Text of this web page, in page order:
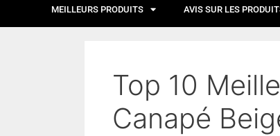
MEILLEURS PRODUITS AVIS SUR LES
Top 10
Canapé